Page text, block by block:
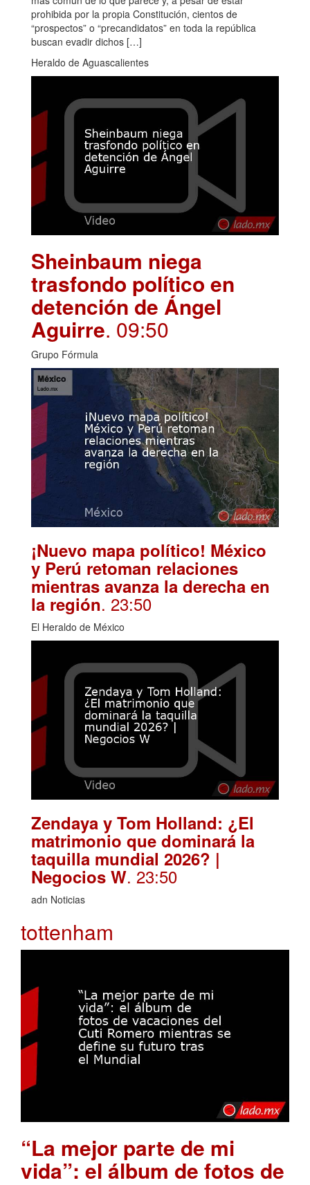
prohibida por la propia Constitución, cientos de
“prospectos” o “precandidatos” en toda la república
buscan evadir dichos […]
Heraldo de Aguascalientes
Sheinbaum niega
trasfondo político en
detención de Ángel
Aguirre. 09:50
Grupo Fórmula
¡Nuevo mapa político! México
y Perú retoman relaciones
mientras avanza la derecha en
la región. 23:50
El Heraldo de México
Zendaya y Tom Holland: ¿El
matrimonio que dominará la
taquilla mundial 2026? |
Negocios W. 23:50
adn Noticias
tottenham
“La mejor parte de mi
vida”: el álbum de fotos de